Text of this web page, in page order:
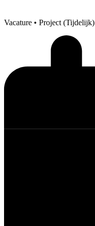
Vacature • Project (Tijdelijk)